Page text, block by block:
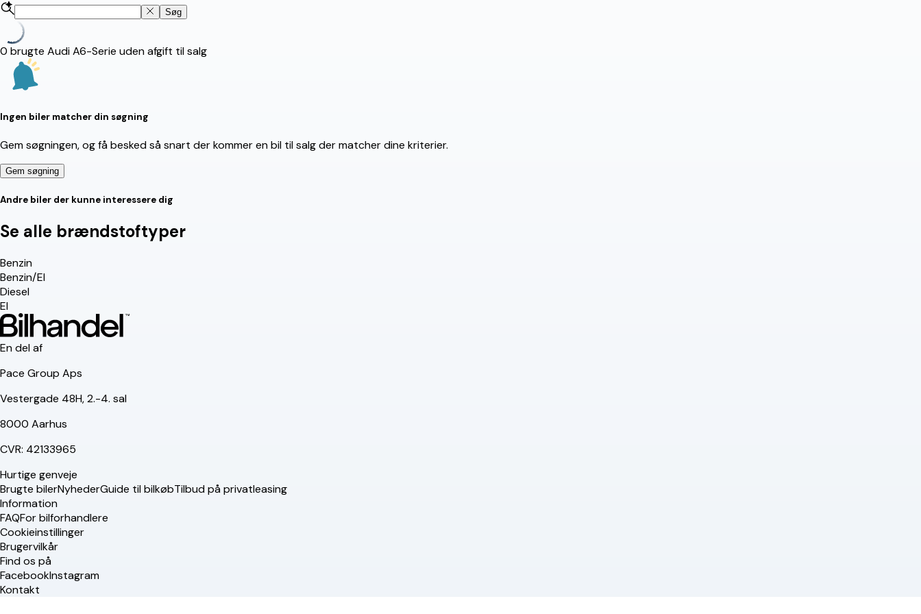
Søg
0 brugte Audi A6-Serie uden afgift til salg
Ingen biler matcher din søgning
Gem søgningen, og få besked så snart der kommer en bil til salg der matcher dine kriterier.
Gem søgning
Andre biler der kunne interessere dig
Se alle brændstoftyper
Benzin
Benzin/El
Diesel
El
En del af
Pace Group Aps
Vestergade 48H, 2.-4. sal
8000 Aarhus
CVR: 42133965
Hurtige genveje
Brugte bilerNyhederGuide til bilkøbTilbud på privatleasing
Information
FAQFor bilforhandlere
Cookieinstillinger
Brugervilkår
Find os på
FacebookInstagram
Kontakt